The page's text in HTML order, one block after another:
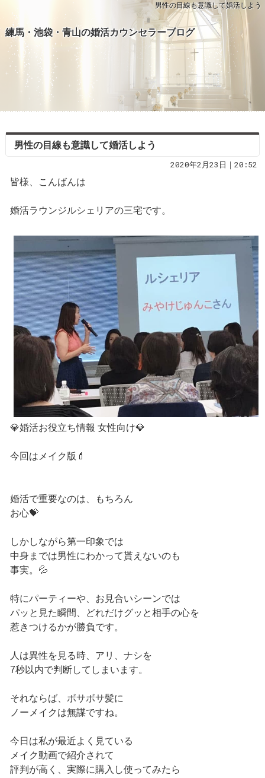
男性の目線も意識して婚活しよう
練馬・池袋・青山の婚活カウンセラーブログ
男性の目線も意識して婚活しよう
2020年2月23日｜20:52
皆様、こんばんは
婚活ラウンジルシェリアの三宅です。
💎婚活お役立ち情報 女性向け💎
今回はメイク版💄
婚活で重要なのは、もちろん
お心💝
しかしながら第一印象では
中身までは男性にわかって貰えないのも
事実。💦
特にパーティーや、お見合いシーンでは
パッと見た瞬間、どれだけグッと相手の心を
惹きつけるかが勝負です。
人は異性を見る時、アリ、ナシを
7秒以内で判断してしまいます。
それならば、ボサボサ髪に
ノーメイクは無謀ですね。
今日は私が最近よく見ている
メイク動画で紹介されて
評判が高く、実際に購入し使ってみたら